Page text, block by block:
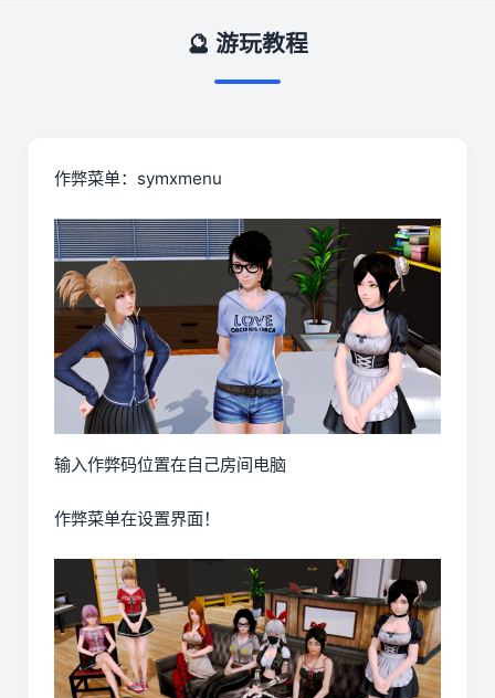
🔮 游玩教程
作弊菜单：symxmenu
输入作弊码位置在自己房间电脑
作弊菜单在设置界面！